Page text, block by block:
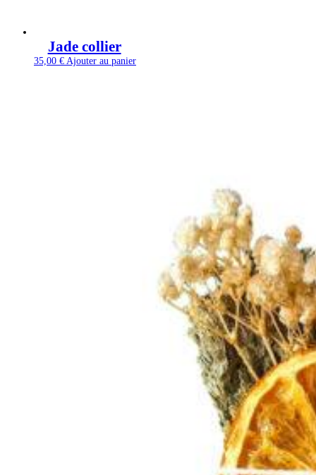
Jade collier
35,00 € Ajouter au panier